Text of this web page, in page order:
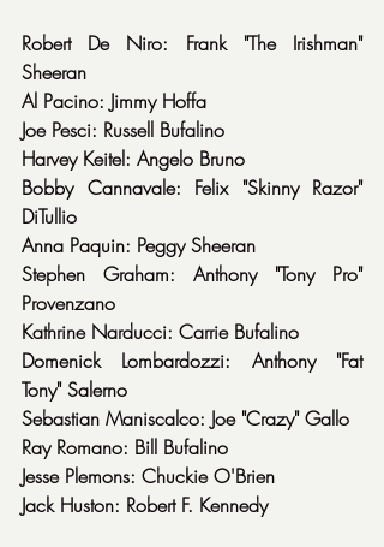
Robert De Niro: Frank "The Irishman"
Sheeran
Al Pacino: Jimmy Hoffa
Joe Pesci: Russell Bufalino
Harvey Keitel: Angelo Bruno
Bobby Cannavale: Felix "Skinny Razor"
DiTullio
Anna Paquin: Peggy Sheeran
Stephen Graham: Anthony "Tony Pro"
Provenzano
Kathrine Narducci: Carrie Bufalino
Domenick Lombardozzi: Anthony "Fat
Tony" Salerno
Sebastian Maniscalco: Joe "Crazy" Gallo
Ray Romano: Bill Bufalino
Jesse Plemons: Chuckie O'Brien
Jack Huston: Robert F. Kennedy